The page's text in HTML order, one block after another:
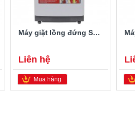
Máy giặt lồng đứng Sharp ES-U78GV-H 7.8 kg
Liên hệ
Mua hàng